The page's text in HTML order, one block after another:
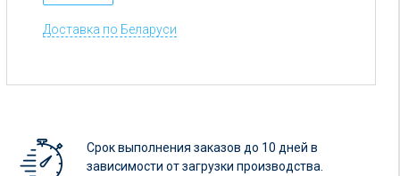
Доставка по Беларуси
Срок выполнения заказов до 10 дней в
зависимости от загрузки производства.